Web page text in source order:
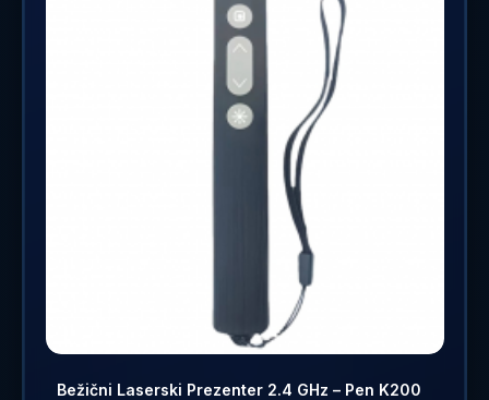
Bežični Laserski Prezenter 2.4 GHz – Pen K200